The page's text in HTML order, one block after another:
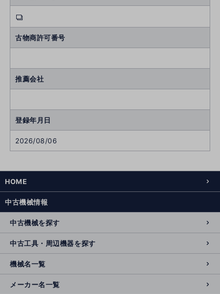
古物商許可番号
推薦会社
登録年月日
2026/08/06
HOME
中古機械情報
中古機械を探す
中古工具・周辺機器を探す
機械名一覧
メーカー名一覧